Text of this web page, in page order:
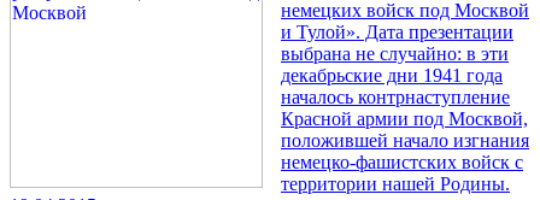
немецких войск под Москвой
и Тулой». Дата презентации
выбрана не случайно: в эти
декабрьские дни 1941 года
началось контрнаступление
Красной армии под Москвой,
положившей начало изгнания
немецко-фашистских войск с
территории нашей Родины.